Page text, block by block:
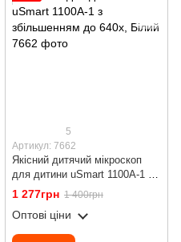
5
Артикул: 7662
Якісний дитячий мікроскоп
для дитини uSmart 1100A-1 з
збільшенням до 640х, Білий
1 277грн 1 400грн
Оптові ціни